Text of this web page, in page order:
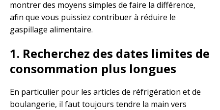
montrer des moyens simples de faire la différence,
afin que vous puissiez contribuer à réduire le
gaspillage alimentaire.
1. Recherchez des dates limites de
consommation plus longues
En particulier pour les articles de réfrigération et de
boulangerie, il faut toujours tendre la main vers